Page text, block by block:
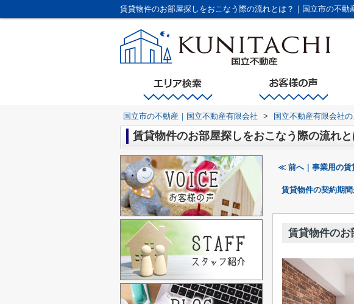
賃貸物件のお部屋探しをおこなう際の流れとは？｜国立市の不動
国立市の不動産｜国立不動産有限会社 > 国立不動産有限会社
賃貸物件のお部屋探しをおこなう際の流れと
≪ 前へ｜事業用の賃
賃貸物件の契約期
賃貸物件のお